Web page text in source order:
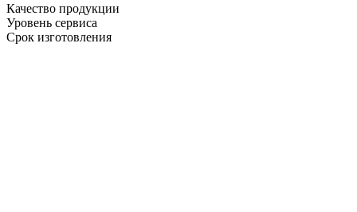
Качество продукции
Уровень сервиса
Срок изготовления